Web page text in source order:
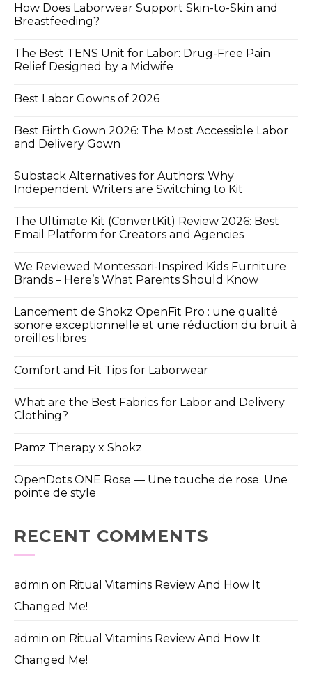
How Does Laborwear Support Skin-to-Skin and
Breastfeeding?
The Best TENS Unit for Labor: Drug-Free Pain
Relief Designed by a Midwife
Best Labor Gowns of 2026
Best Birth Gown 2026: The Most Accessible Labor
and Delivery Gown
Substack Alternatives for Authors: Why
Independent Writers are Switching to Kit
The Ultimate Kit (ConvertKit) Review 2026: Best
Email Platform for Creators and Agencies
We Reviewed Montessori-Inspired Kids Furniture
Brands – Here’s What Parents Should Know
Lancement de Shokz OpenFit Pro : une qualité
sonore exceptionnelle et une réduction du bruit à
oreilles libres
Comfort and Fit Tips for Laborwear
What are the Best Fabrics for Labor and Delivery
Clothing?
Pamz Therapy x Shokz
OpenDots ONE Rose — Une touche de rose. Une
pointe de style
RECENT COMMENTS
admin on Ritual Vitamins Review And How It
Changed Me!
admin on Ritual Vitamins Review And How It
Changed Me!